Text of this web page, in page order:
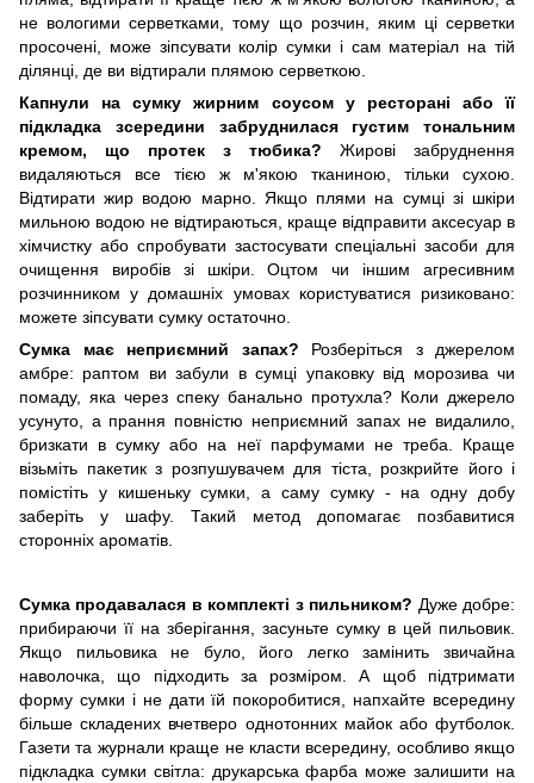
не вологими серветками, тому що розчин, яким ці серветки
просочені, може зіпсувати колір сумки і сам матеріал на тій
ділянці, де ви відтирали плямою серветкою.
Капнули на сумку жирним соусом у ресторані або її
підкладка зсередини забруднилася густим тональним
кремом, що протек з тюбика? Жирові забруднення
видаляються все тією ж м'якою тканиною, тільки сухою.
Відтирати жир водою марно. Якщо плями на сумці зі шкіри
мильною водою не відтираються, краще відправити аксесуар в
хімчистку або спробувати застосувати спеціальні засоби для
очищення виробів зі шкіри. Оцтом чи іншим агресивним
розчинником у домашніх умовах користуватися ризиковано:
можете зіпсувати сумку остаточно.
Сумка має неприємний запах? Розберіться з джерелом
амбре: раптом ви забули в сумці упаковку від морозива чи
помаду, яка через спеку банально протухла? Коли джерело
усунуто, а прання повністю неприємний запах не видалило,
бризкати в сумку або на неї парфумами не треба. Краще
візьміть пакетик з розпушувачем для тіста, розкрийте його і
помістіть у кишеньку сумки, а саму сумку - на одну добу
заберіть у шафу. Такий метод допомагає позбавитися
сторонніх ароматів.
Сумка продавалася в комплекті з пильником? Дуже добре:
прибираючи її на зберігання, засуньте сумку в цей пильовик.
Якщо пильовика не було, його легко замінить звичайна
наволочка, що підходить за розміром. А щоб підтримати
форму сумки і не дати їй покоробитися, напхайте всередину
більше складених вчетверо однотонних майок або футболок.
Газети та журнали краще не класти всередину, особливо якщо
підкладка сумки світла: друкарська фарба може залишити на